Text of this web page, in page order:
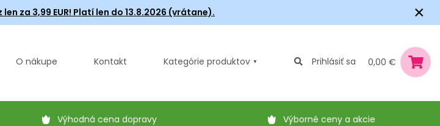
len za 3,99 EUR! Platí len do 13.8.2026 (vrátane). ×
O nákupe Kontakt Kategórie produktov Prihlásiť sa 0,00 €
Výhodná cena dopravy Výborné ceny a akcie